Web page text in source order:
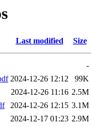
Last modified Size
-
2024-12-26 12:12
99K
2024-12-26 11:16 2.5M
2024-12-26 12:15 3.1M
2024-12-17 01:23 2.9M